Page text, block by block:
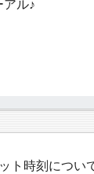
アル♪
ト時刻につい